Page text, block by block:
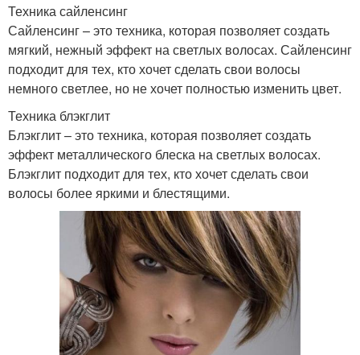
Техника сайленсинг
Сайленсинг – это техника, которая позволяет создать
мягкий, нежный эффект на светлых волосах. Сайленсинг
подходит для тех, кто хочет сделать свои волосы
немного светлее, но не хочет полностью изменить цвет.
Техника блэкглит
Блэкглит – это техника, которая позволяет создать
эффект металлического блеска на светлых волосах.
Блэкглит подходит для тех, кто хочет сделать свои
волосы более яркими и блестящими.